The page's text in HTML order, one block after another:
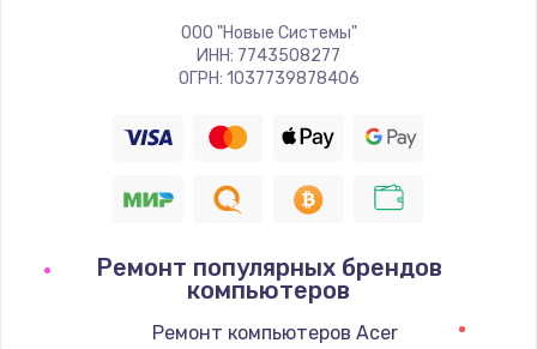
ООО "Новые Системы"
ИНН: 7743508277
ОГРН: 1037739878406
Ремонт популярных брендов
компьютеров
Ремонт компьютеров Acer